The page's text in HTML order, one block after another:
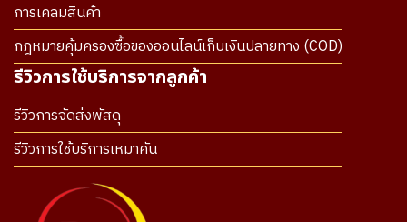
การเคลมสินค้า
กฎหมายคุ้มครองซื้อของออนไลน์เก็บเงินปลายทาง (COD)
รีวิวการใช้บริการจากลูกค้า
รีวิวการจัดส่งพัสดุ
รีวิวการใช้บริการเหมาคัน